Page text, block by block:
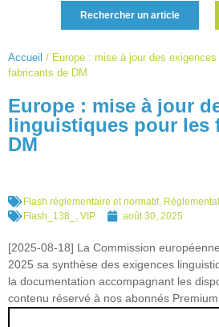
Accueil / Europe : mise à jour des
fabricants de DM
Europe : mise à jour
linguistiques pour les
DM
Rechercher un article
Flash réglementaire et normatif,
Flash_138_ , VIP août 30, 2025
[2025-08-18] La Commission
2025 sa synthèse des exigences
la documentation accompagnant les
contenu réservé à nos abonnés Premium